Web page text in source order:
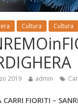
Cultura Cultura
2019 admin
CARRI FIORITI –